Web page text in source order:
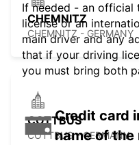
CHEMNITZ
CHEMNITZ - GERMANY
COTTBUS
COTTBUS - GERMANY
If needed - an
license or an
main driver and any
that if your driving
you must bring both
Credit card
name of the